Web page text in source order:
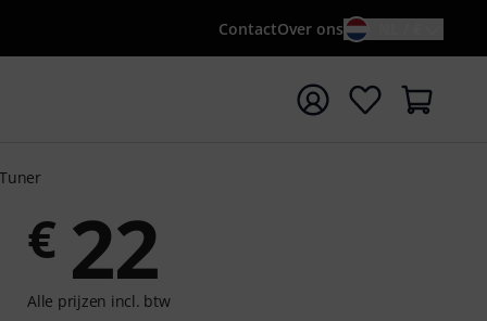
ContactOver ons
zoekterm {searchTerm}
€ 22
Alle prijzen incl. btw